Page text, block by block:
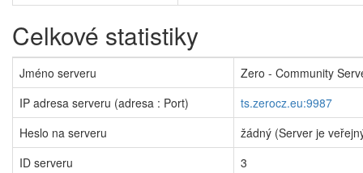
Celkové statistiky
Jméno serveru
Zero - Community
IP adresa serveru (adresa : Port)
ts.zerocz.eu:9987
Heslo na serveru
žádný (Server je
ID serveru
3